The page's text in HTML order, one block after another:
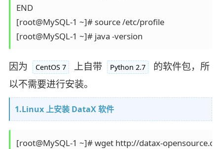
END
[root@MySQL-1 ~]# source /etc/profile
因为 CentOS 7 上自带 Python 2.7
的软件包，所
以不需要进行安装。
1.Linux 上安装 DataX 软件
[root@MySQL-1 ~]# wget http://datax-